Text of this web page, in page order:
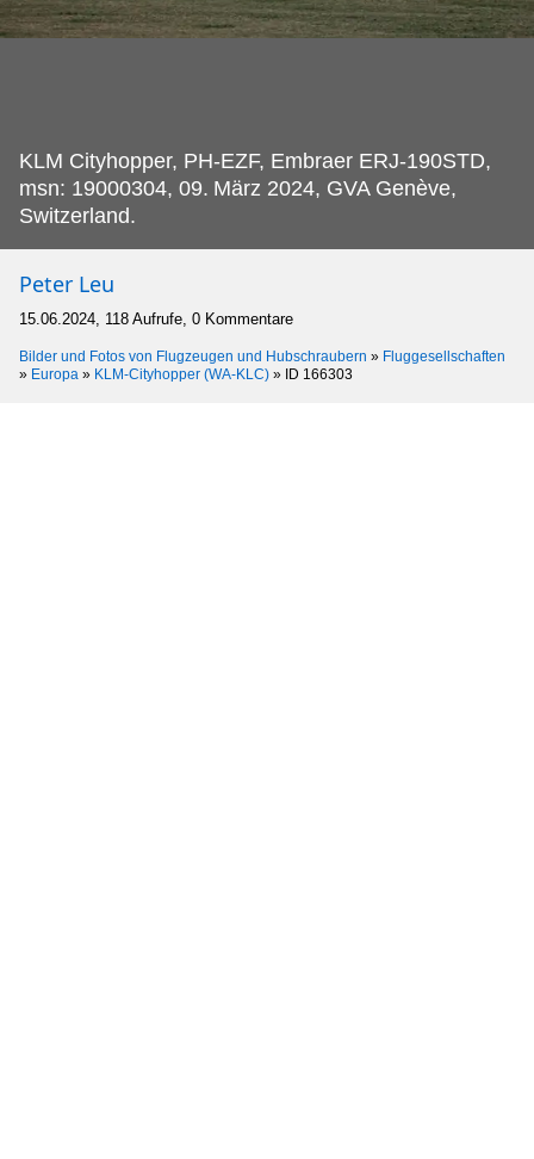
KLM Cityhopper, PH-EZF, Embraer ERJ-190STD,
msn: 19000304, 09. März 2024, GVA Genève,
Switzerland.
Peter Leu
15.06.2024, 118 Aufrufe, 0 Kommentare
Bilder und Fotos von Flugzeugen und Hubschraubern » Fluggesellschaften
» Europa » KLM-Cityhopper (WA-KLC) » ID 166303